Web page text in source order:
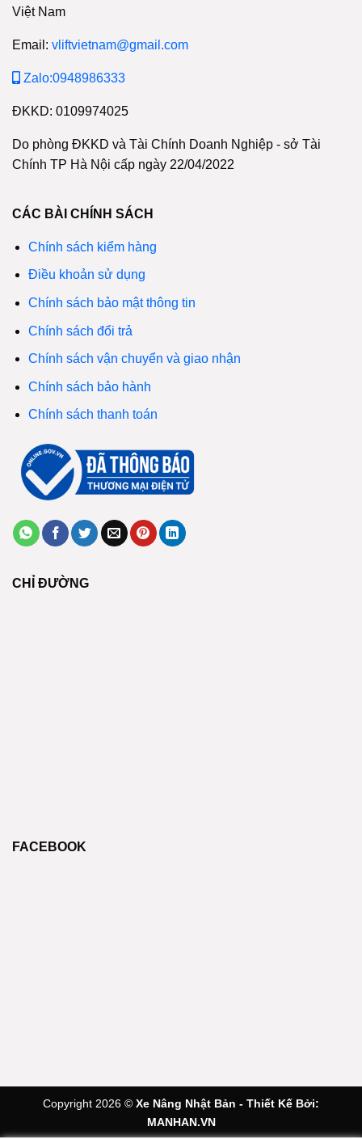
Việt Nam
Email: vliftvietnam@gmail.com
Zalo:0948986333
ĐKKD: 0109974025
Do phòng ĐKKD và Tài Chính Doanh Nghiệp - sở Tài
Chính TP Hà Nội cấp ngày 22/04/2022
CÁC BÀI CHÍNH SÁCH
Chính sách kiểm hàng
Điều khoản sử dụng
Chính sách bảo mật thông tin
Chính sách đổi trả
Chính sách vận chuyển và giao nhận
Chính sách bảo hành
Chính sách thanh toán
CHỈ ĐƯỜNG
FACEBOOK
Copyright 2026 © Xe Nâng Nhật Bản - Thiết Kế Bởi:
MANHAN.VN